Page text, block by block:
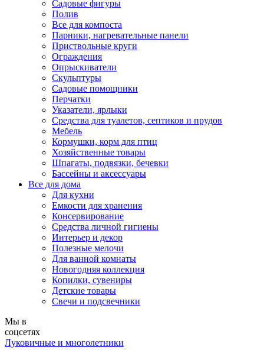
Садовые фигуры
Полив
Все для компоста
Парники, нагревательные панели
Приствольные круги
Ограждения
Опрыскиватели
Скульптуры
Садовые помощники
Перчатки
Указатели, ярлыки
Средства для туалетов, септиков и прудов
Мебель
Кормушки, корм для птиц
Хозяйственные товары
Шпагаты, подвязки, бечевки
Бассейны и аксессуары
Все для дома
Для кухни
Емкости для хранения
Консервирование
Средства личной гигиены
Интерьер и декор
Полезные мелочи
Для ванной комнаты
Новогодняя коллекция
Копилки, сувениры
Детские товары
Свечи и подсвечники
Мы в
соцсетях
Луковичные и многолетники